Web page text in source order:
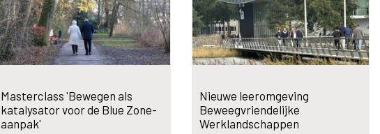
Masterclass 'Bewegen als
katalysator voor de Blue Zone-
aanpak'
Nieuwe leeromgeving
Beweegvriendelijke
Werklandschappen